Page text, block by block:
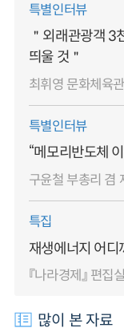
특별인터뷰
＂외래관광객 3
띄울 것＂
최휘영 문화체육
특별인터뷰
“메모리반도체
구윤철 부총리 겸
특집
재생에너지 어디
『나라경제』 편집실
많이 본 자료